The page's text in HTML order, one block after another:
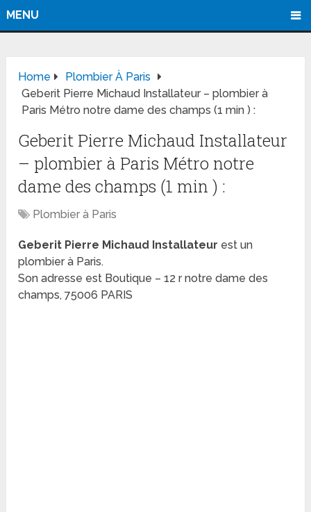
MENU
Home
Plombier À Paris
Geberit Pierre Michaud Installateur – plombier à
Paris Métro notre dame des champs (1 min ) :
Geberit Pierre Michaud Installateur
– plombier à Paris Métro notre
dame des champs (1 min ) :
Plombier à Paris
Geberit Pierre Michaud Installateur est un
plombier à Paris.
Son adresse est Boutique – 12 r notre dame des
champs, 75006 PARIS